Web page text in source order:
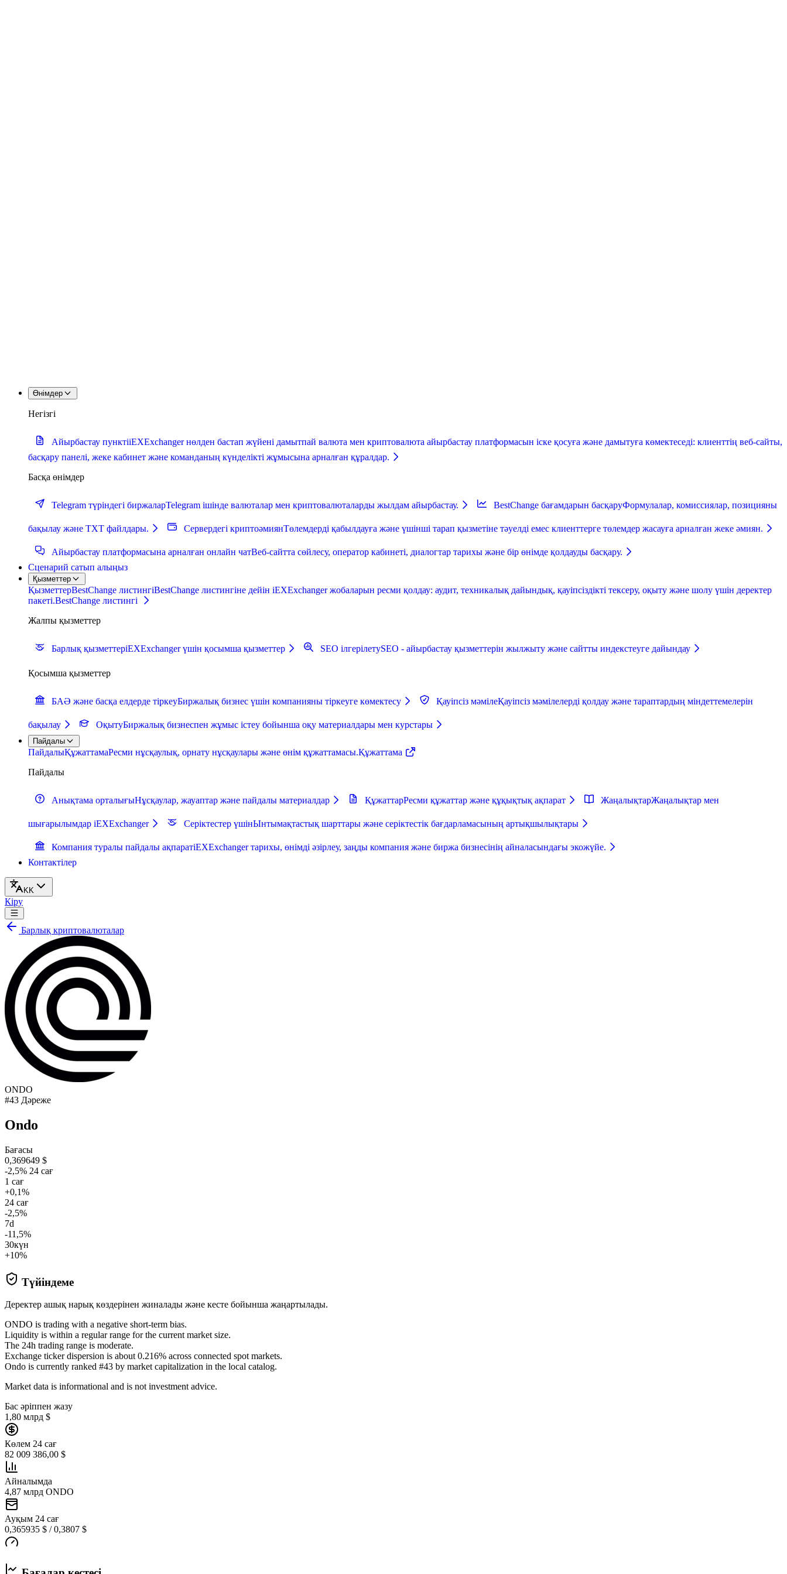
Өнімдер
Негізгі
Айырбастау пунктіiEXExchanger нөлден бастап жүйені дамытпай валюта мен криптовалюта айырбастау платформасын іске қосуға және дамытуға көмектеседі: клиенттің веб-сайты,
басқару панелі, жеке кабинет және команданың күнделікті жұмысына арналған құралдар.
Басқа өнімдер
Telegram түріндегі биржаларTelegram ішінде валюталар мен криптовалюталарды жылдам айырбастау. BestChange бағамдарын басқаруФормулалар, комиссиялар, позицияны
бақылау және TXT файлдары. Сервердегі криптоәмиянТөлемдерді қабылдауға және үшінші тарап қызметіне тәуелді емес клиенттерге төлемдер жасауға арналған жеке әмиян.
Айырбастау платформасына арналған онлайн чатВеб-сайтта сөйлесу, оператор кабинеті, диалогтар тарихы және бір өнімде қолдауды басқару.
Сценарий сатып алыңыз
Қызметтер
ҚызметтерBestChange листингіBestChange листингіне дейін iEXExchanger жобаларын ресми қолдау: аудит, техникалық дайындық, қауіпсіздікті тексеру, оқыту және шолу үшін деректер
пакеті.BestChange листингі
Жалпы қызметтер
Барлық қызметтерiEXExchanger үшін қосымша қызметтер SEO ілгерілетуSEO - айырбастау қызметтерін жылжыту және сайтты индекстеуге дайындау
Қосымша қызметтер
БАӘ және басқа елдерде тіркеуБиржалық бизнес үшін компанияны тіркеуге көмектесу Қауіпсіз мәмілеҚауіпсіз мәмілелерді қолдау және тараптардың міндеттемелерін
бақылау ОқытуБиржалық бизнеспен жұмыс істеу бойынша оқу материалдары мен курстары
Пайдалы
ПайдалыҚұжаттамаРесми нұсқаулық, орнату нұсқаулары және өнім құжаттамасы.Құжаттама
Пайдалы
Анықтама орталығыНұсқаулар, жауаптар және пайдалы материалдар ҚұжаттарРесми құжаттар және құқықтық ақпарат ЖаңалықтарЖаңалықтар мен
шығарылымдар iEXExchanger Серіктестер үшінЫнтымақтастық шарттары және серіктестік бағдарламасының артықшылықтары
Компания туралы пайдалы ақпаратiEXExchanger тарихы, өнімді әзірлеу, заңды компания және биржа бизнесінің айналасындағы экожүйе.
Контактілер
KK
Кіру
Барлық криптовалюталар
ONDO
#43 Дәреже
Ondo
Бағасы
0,369649 $
-2,5% 24 сағ
1 сағ
+0,1%
24 сағ
-2,5%
7d
-11,5%
30күн
+10%
Түйіндеме
Деректер ашық нарық көздерінен жиналады және кесте бойынша жаңартылады.
ONDO is trading with a negative short-term bias.
Liquidity is within a regular range for the current market size.
The 24h trading range is moderate.
Exchange ticker dispersion is about 0.216% across connected spot markets.
Ondo is currently ranked #43 by market capitalization in the local catalog.
Market data is informational and is not investment advice.
Бас әріппен жазу
1,80 млрд $
Көлем 24 сағ
82 009 386,00 $
Айналымда
4,87 млрд ONDO
Ауқым 24 сағ
0,365935 $ / 0,3807 $